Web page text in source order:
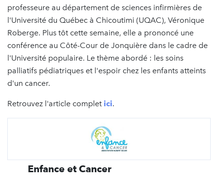
professeure au département de sciences infirmières de
l'Université du Québec à Chicoutimi (UQAC), Véronique
Roberge. Plus tôt cette semaine, elle a prononcé une
conférence au Côté-Cour de Jonquière dans le cadre de
l'Université populaire. Le thème abordé : les soins
palliatifs pédiatriques et l'espoir chez les enfants atteints
d'un cancer.
Retrouvez l'article complet ici.
Enfance et Cancer